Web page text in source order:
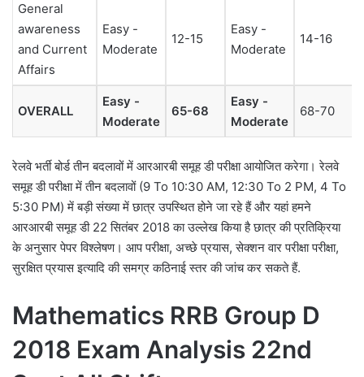
General
awareness
and Current
Affairs
Easy -
Moderate
12-15
Easy -
Moderate
14-16
OVERALL
Easy -
Moderate
65-68
Easy -
Moderate
68-70
रेलवे भर्ती बोर्ड तीन बदलावों में आरआरबी समूह डी परीक्षा आयोजित करेगा। रेलवे
समूह डी परीक्षा में तीन बदलावों (9 To 10:30 AM, 12:30 To 2 PM, 4 To
5:30 PM) में बड़ी संख्या में छात्र उपस्थित होने जा रहे हैं और यहां हमने
आरआरबी समूह डी 22 सितंबर 2018 का उल्लेख किया है छात्र की प्रतिक्रिया
के अनुसार पेपर विश्लेषण। आप परीक्षा, अच्छे प्रयास, सेक्शन वार परीक्षा परीक्षा,
सुरक्षित प्रयास इत्यादि की समग्र कठिनाई स्तर की जांच कर सकते हैं.
Mathematics RRB Group D
2018 Exam Analysis 22nd